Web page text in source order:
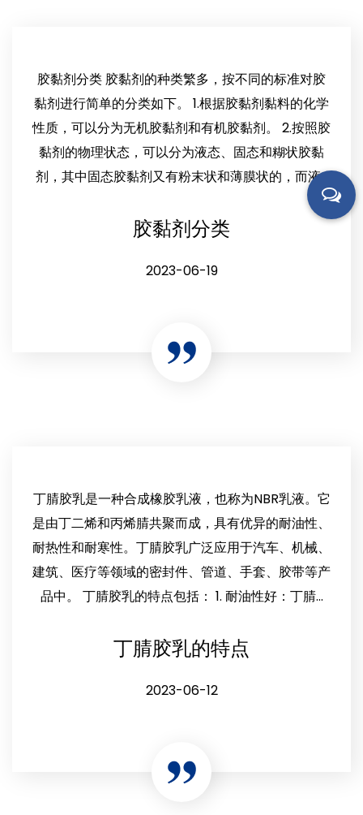
胶黏剂分类 胶黏剂的种类繁多，按不同的标准对胶
黏剂进行简单的分类如下。 1.根据胶黏剂黏料的化学
性质，可以分为无机胶黏剂和有机胶黏剂。 2.按照胶
黏剂的物理状态，可以分为液态、固态和糊状胶黏
剂，其中固态胶黏剂又有粉末状和薄膜状的，而液...
胶黏剂分类
2023-06-19
丁腈胶乳是一种合成橡胶乳液，也称为NBR乳液。它
是由丁二烯和丙烯腈共聚而成，具有优异的耐油性、
耐热性和耐寒性。丁腈胶乳广泛应用于汽车、机械、
建筑、医疗等领域的密封件、管道、手套、胶带等产
品中。 丁腈胶乳的特点包括： 1. 耐油性好：丁腈...
丁腈胶乳的特点
2023-06-12